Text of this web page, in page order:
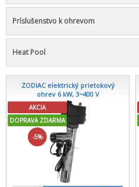
Príslušenstvo k ohrevom
Heat Pool
ZODIAC elektrický prietokový
ohrev 6 kW, 3~400 V
AKCIA
DOPRAVA ZDARMA
-5%